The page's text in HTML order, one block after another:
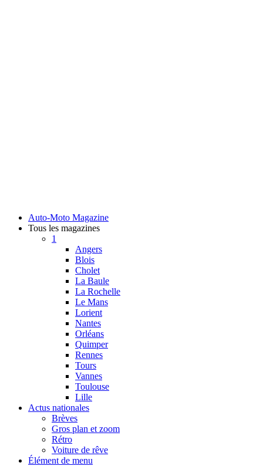
Auto-Moto Magazine
Tous les magazines
1
Angers
Blois
Cholet
La Baule
La Rochelle
Le Mans
Lorient
Nantes
Orléans
Quimper
Rennes
Tours
Vannes
Toulouse
Lille
Actus nationales
Brèves
Gros plan et zoom
Rétro
Voiture de rêve
Élément de menu